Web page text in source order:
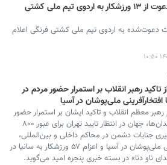
دعوت از ۱۳ ورزشکار به اردوی تیم ملی کشتی
دعوت‌شده به اردوی تیم ملی کشتی فرنگی اعلام
تاکید رهبر انقلاب بر استمرار حضور مردم در
افتخارآفرینی ملی‌پوشان در آسیا
رهبر معظم انقلاب و تاکید ایشان بر استمرار حضور
مردم در میدان‌ها، جهان در انتظار تایید تهران برای عبور ۸۰۰
جنایات دشمن در محاکم داخلی و بین‌المللی،
افتخارآفرینی ملی‌پوشان در آسیا و اعزام ۵۷ ورزشکار به سانیا در
ناو دنا» در بسته خبری پنجره امید می‌گوید.